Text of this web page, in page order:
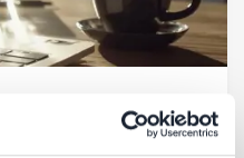
efter Googles